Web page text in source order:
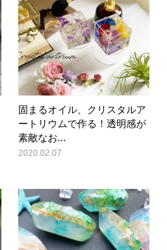
固まるオイル、クリスタルア
ートリウムで作る！透明感が
素敵なお...
2020.02.07